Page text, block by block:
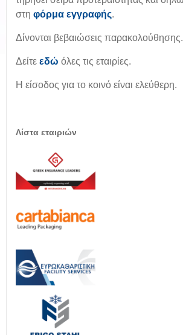
στη φόρμα εγγραφής.
Δίνονται βεβαιώσεις παρακολούθησης.
Δείτε εδώ όλες τις εταιρίες.
Η είσοδος για το κοινό είναι ελεύθερη.
Λίστα εταιριών